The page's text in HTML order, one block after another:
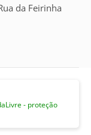
da Feirinha
- proteção